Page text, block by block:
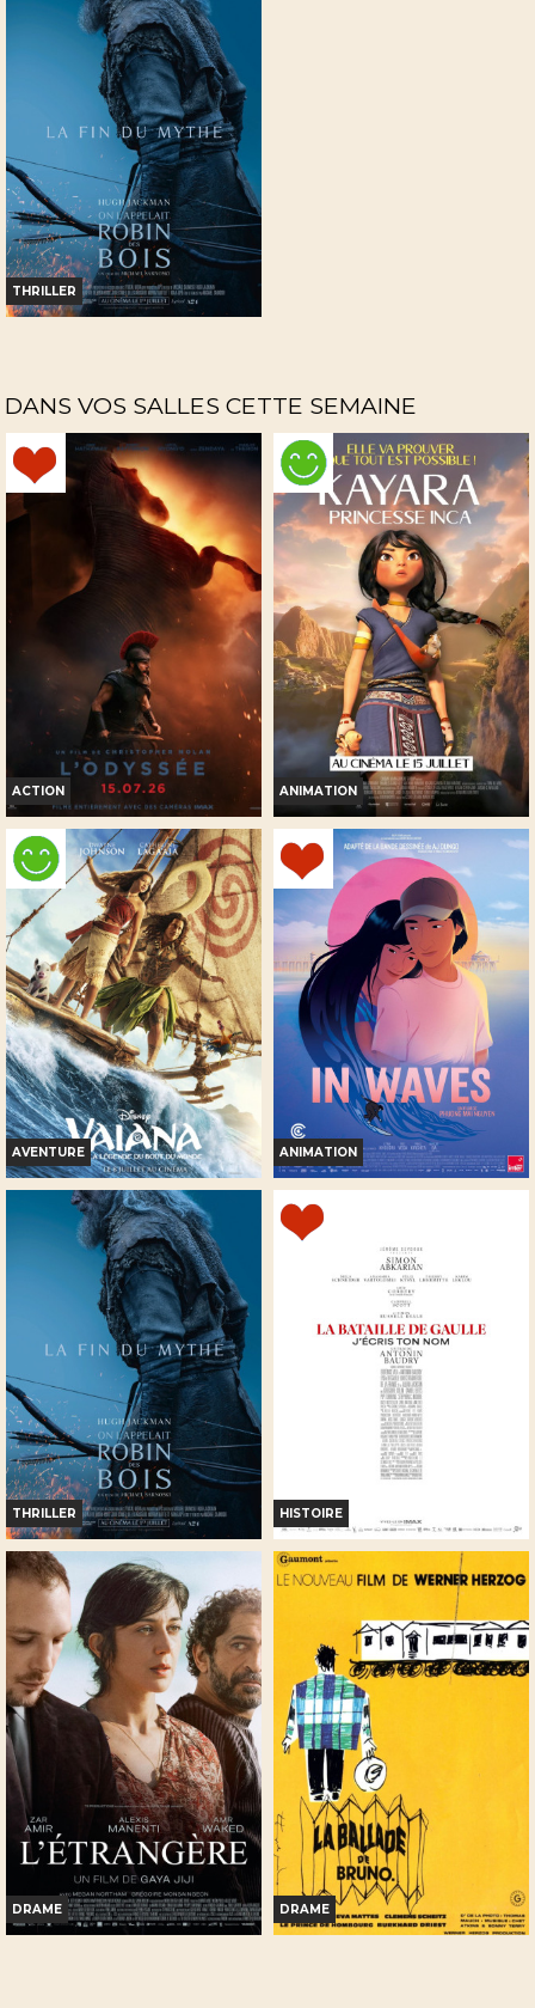
Horaires et Infos
Bande-annonce
Réservation
INT. -12ans
VOST
VF
THRILLER
Bande-annonce
Réservation
DANS VOS SALLES CETTE SEMAINE
ACTION
L'ODYSSÉE
Horaires et Infos
Bande-annonce
Réservation
INT. -12ans
VOST
VF
ANIMATION
KAYARA, PRINCESSE INCA
Horaires et Infos
Bande-annonce
Réservation
TOUT PUBLIC
AVENTURE
VAIANA, LA LÉGENDE DU
BOUT DU MONDE
Horaires et Infos
Bande-annonce
Réservation
TOUT PUBLIC
VF
ANIMATION
Horaires et Infos
Bande-annonce
Réservation
TOUT PUBLIC
THRILLER
ON L'APPELAIT ROBIN DES
BOIS
Horaires et Infos
Bande-annonce
Réservation
INT. -12ans
VF
HISTOIRE
LA BATAILLE DE GAULLE -
PARTIE 2 : J'ÉCRIS TON NOM
Horaires et Infos
Bande-annonce
Réservation
TOUT PUBLIC
DRAME DRAME